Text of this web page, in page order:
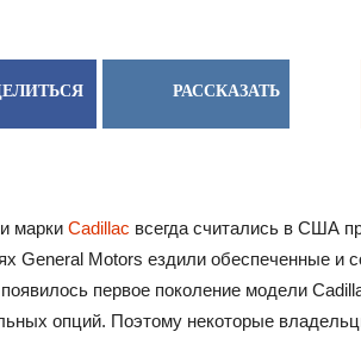
РАССКАЗАТЬ
марки Cadillac всегда считались в США
General Motors ездили обеспеченные и
появилось первое поколение модели
опций. Поэтому некоторые